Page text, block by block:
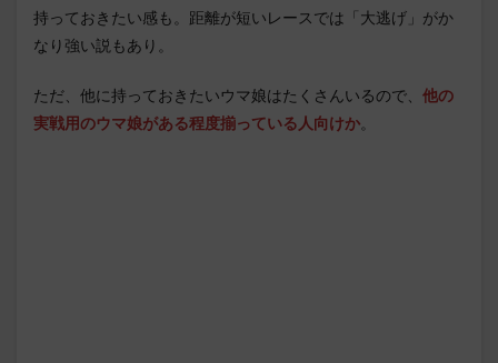
持っておきたい感も。距離が短いレースでは「大逃げ」がか
なり強い説もあり。
ただ、他に持っておきたいウマ娘はたくさんいるので、 他の
実戦用のウマ娘がある程度揃っている人向けか。